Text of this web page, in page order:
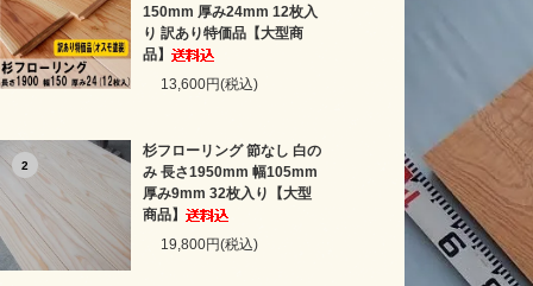
150mm 厚み24mm 12枚入
り 訳あり特価品【大型商
品】
13,600円(税込)
2
杉フローリング 節なし 白の
み 長さ1950mm 幅105mm
厚み9mm 32枚入り【大型
商品】
19,800円(税込)